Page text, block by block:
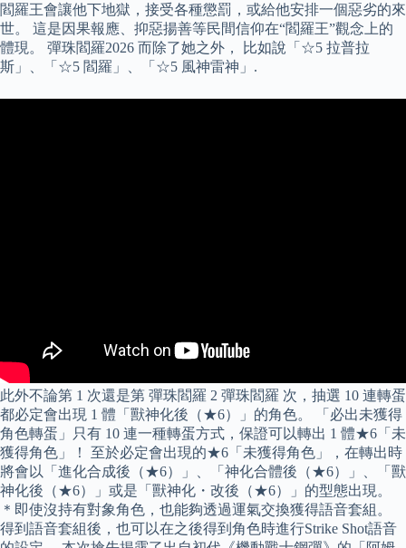
閻羅王會讓他下地獄，接受各種懲罰，或給他安排一個惡劣的來
世。 這是因果報應、抑惡揚善等民間信仰在“閻羅王”觀念上的
體現。 彈珠閻羅2026 而除了她之外， 比如說「☆5 拉普拉
斯」、「☆5 閻羅」、「☆5 風神雷神」.
此外不論第 1 次還是第 彈珠閻羅 2 彈珠閻羅 次，抽選 10 連轉蛋
都必定會出現 1 體「獸神化後（★6）」的角色。 「必出未獲得
角色轉蛋」只有 10 連一種轉蛋方式，保證可以轉出 1 體★6「未
獲得角色」！ 至於必定會出現的★6「未獲得角色」，在轉出時
將會以「進化合成後（★6）」、「神化合體後（★6）」、「獸
神化後（★6）」或是「獸神化・改後（★6）」的型態出現。
＊即使沒持有對象角色，也能夠透過運氣交換獲得語音套組。
得到語音套組後，也可以在之後得到角色時進行Strike Shot語音